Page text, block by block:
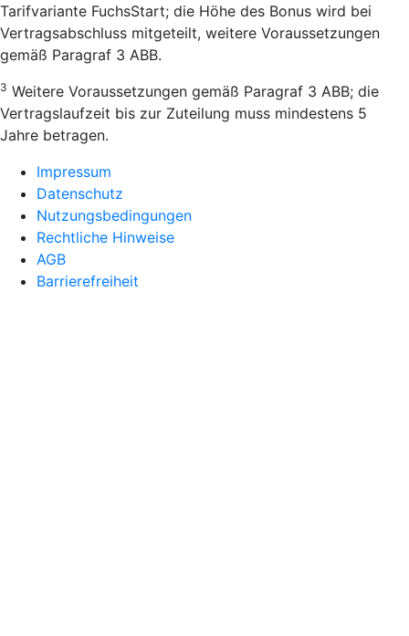
Tarifvariante FuchsStart; die Höhe des Bonus wird bei
Vertragsabschluss mitgeteilt, weitere Voraussetzungen
gemäß Paragraf 3 ABB.
3 Weitere Voraussetzungen gemäß Paragraf 3 ABB; die
Vertragslaufzeit bis zur Zuteilung muss mindestens 5
Jahre betragen.
Impressum
Datenschutz
Nutzungsbedingungen
Rechtliche Hinweise
AGB
Barrierefreiheit